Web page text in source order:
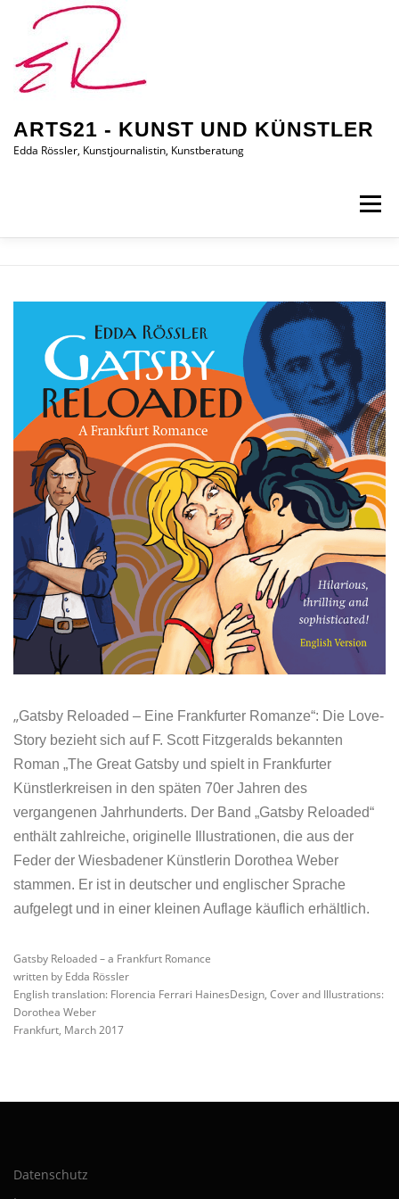
ARTS21 - KUNST UND KÜNSTLER
Edda Rössler, Kunstjournalistin, Kunstberatung
Menü
AUSSTELLUNGEN/BILDER EDDA KAUFT EIN
VITA/AUSBILDUNG LINKS
„Gatsby Reloaded – Eine Frankfurter Romanze“: Die Love-
Story bezieht sich auf F. Scott Fitzgeralds bekannten
Roman „The Great Gatsby und spielt in Frankfurter
Künstlerkreisen in den späten 70er Jahren des
vergangenen Jahrhunderts. Der Band „Gatsby Reloaded“
enthält zahlreiche, originelle Illustrationen, die aus der
Feder der Wiesbadener Künstlerin Dorothea Weber
stammen. Er ist in deutscher und englischer Sprache
aufgelegt und in einer kleinen Auflage käuflich erhältlich.
Gatsby Reloaded – a Frankfurt Romance
written by Edda Rössler
English translation: Florencia Ferrari HainesDesign, Cover and Illustrations:
Dorothea Weber
Frankfurt, March 2017
Datenschutz